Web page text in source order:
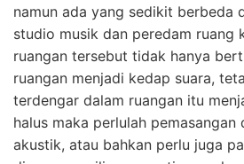
namun ada yang sedikit berbeda
studio musik dan peredam ruang
ruangan tersebut tidak hanya
ruangan menjadi kedap suara,
terdengar dalam ruangan itu
halus maka perlulah pemasangan
akustik, atau bahkan perlu juga